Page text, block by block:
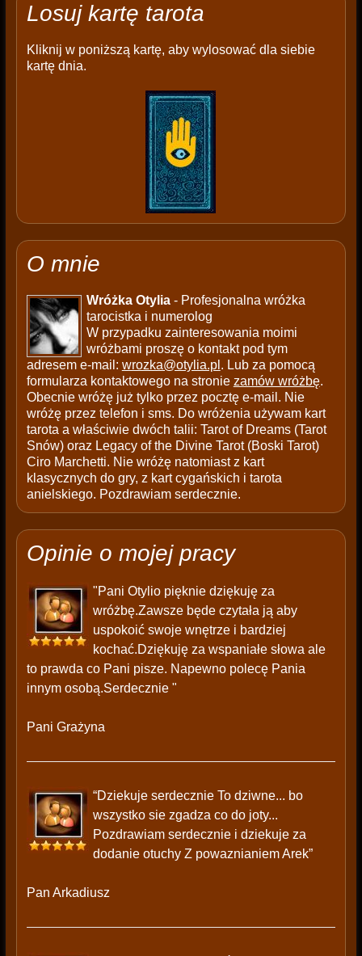
Losuj kartę tarota
Kliknij w poniższą kartę, aby wylosować dla siebie
kartę dnia.
O mnie
Wróżka Otylia- Profesjonalna wróżka
tarocistka i numerolog
W przypadku zainteresowania moimi
wróżbami proszę o kontakt pod tym
adresem e-mail: wrozka@otylia.pl . Lub za pomocą
formularza kontaktowego na stronie zamów wróżbę.
Obecnie wróżę już tylko przez pocztę e-mail. Nie
wróżę przez telefon i sms. Do wróżenia używam kart
tarota a właściwie dwóch talii: Tarot of Dreams (Tarot
Snów) oraz Legacy of the Divine Tarot (Boski Tarot)
Ciro Marchetti. Nie wróżę natomiast z kart
klasycznych do gry, z kart cygańskich i tarota
anielskiego. Pozdrawiam serdecznie.
Opinie o mojej pracy
"Pani Otylio pięknie dziękuję za
wróżbę.Zawsze będe czytała ją aby
uspokoić swoje wnętrze i bardziej
kochać.Dziękuję za wspaniałe słowa ale
to prawda co Pani pisze. Napewno polecę Pania
innym osobą.Serdecznie "
Pani Grażyna
“Dziekuje serdecznie To dziwne... bo
wszystko sie zgadza co do joty...
Pozdrawiam serdecznie i dziekuje za
dodanie otuchy Z powaznianiem Arek”
Pan Arkadiusz